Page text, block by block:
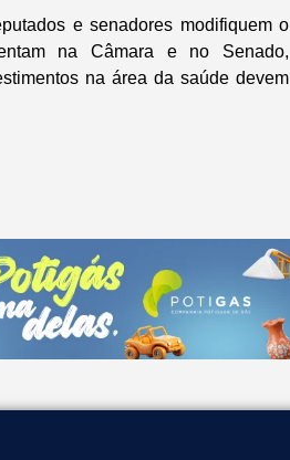
e senadores modifiquem o
na Câmara e no Senado,
na área da saúde devem